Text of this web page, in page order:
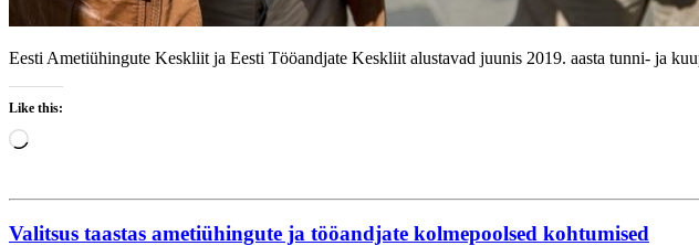
Eesti Ametiühingute Keskliit ja Eesti Tööandjate Keskliit alustavad juunis 2019. aasta tunni- ja
Like this:
Loading…
Valitsus taastas ametiühingute ja tööandjate kolmepoolsed kohtumised